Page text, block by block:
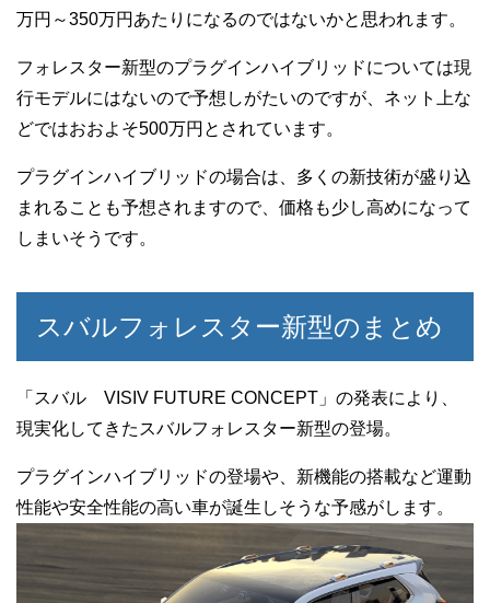
万円～350万円あたりになるのではないかと思われます。
フォレスター新型のプラグインハイブリッドについては現
行モデルにはないので予想しがたいのですが、ネット上な
どではおおよそ500万円とされています。
プラグインハイブリッドの場合は、多くの新技術が盛り込
まれることも予想されますので、価格も少し高めになって
しまいそうです。
スバルフォレスター新型のまとめ
「スバル VISIV FUTURE CONCEPT」の発表により、
現実化してきたスバルフォレスター新型の登場。
プラグインハイブリッドの登場や、新機能の搭載など運動
性能や安全性能の高い車が誕生しそうな予感がします。